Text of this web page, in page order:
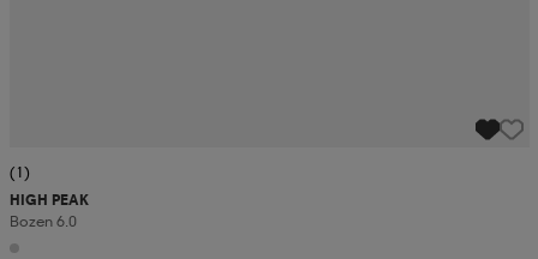
(1)
HIGH PEAK
Bozen 6.0